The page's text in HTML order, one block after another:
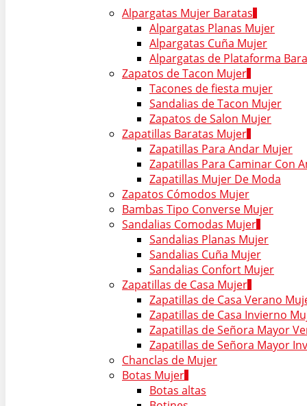
Alpargatas Mujer Baratas
Alpargatas Planas Mujer
Alpargatas Cuña Mujer
Alpargatas de Plataforma
Zapatos de Tacon Mujer
Tacones de fiesta mujer
Sandalias de Tacon Mujer
Zapatos de Salon Mujer
Zapatillas Baratas Mujer
Zapatillas Para Andar Mujer
Zapatillas Para Caminar Con
Zapatillas Mujer De Moda
Zapatos Cómodos Mujer
Bambas Tipo Converse Mujer
Sandalias Comodas Mujer
Sandalias Planas Mujer
Sandalias Cuña Mujer
Sandalias Confort Mujer
Zapatillas de Casa Mujer
Zapatillas de Casa Verano
Zapatillas de Casa Invierno
Zapatillas de Señora Mayor
Zapatillas de Señora Mayor
Chanclas de Mujer
Botas Mujer
Botas altas